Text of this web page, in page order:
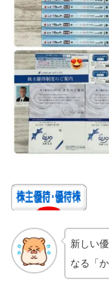
新しい
なる「